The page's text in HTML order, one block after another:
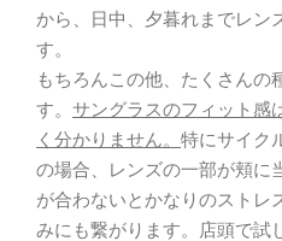
から、日中、夕暮れまでレン
す。
もちろんこの他、たくさんの
す。 サングラスのフィット感
く分かりません。 特にサイク
の場合、レンズの一部が頬に
が合わないとかなりのストレ
みにも繋がります。店頭で試